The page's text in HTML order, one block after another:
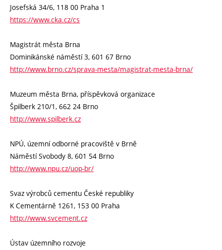
Josefská 34/6, 118 00 Praha 1
https://www.cka.cz/cs
Magistrát města Brna
Dominikánské náměstí 3, 601 67 Brno
http://www.brno.cz/sprava-mesta/magistrat-mesta-brna/
Muzeum města Brna, příspěvková organizace
Špilberk 210/1, 662 24 Brno
http://www.spilberk.cz
NPÚ, územní odborné pracoviště v Brně
Náměstí Svobody 8, 601 54 Brno
http://www.npu.cz/uop-br/
Svaz výrobců cementu České republiky
K Cementárně 1261, 153 00 Praha
http://www.svcement.cz
Ústav územního rozvoje